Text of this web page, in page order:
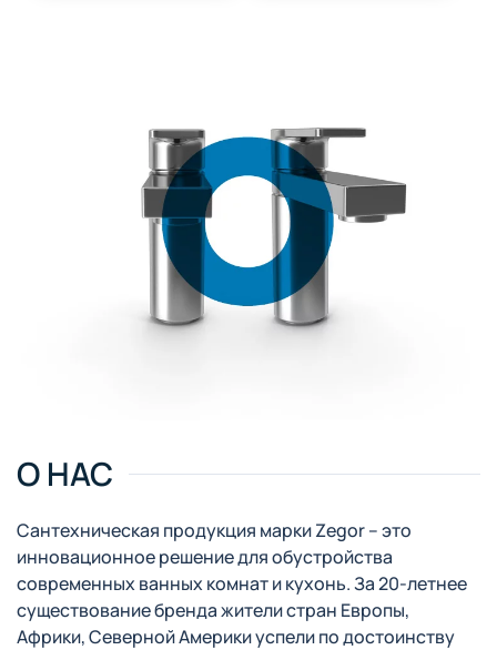
О НАС
Сантехническая продукция марки Zegor – это
инновационное решение для обустройства
современных ванных комнат и кухонь. За 20-летнее
существование бренда жители стран Европы,
Африки, Северной Америки успели по достоинству